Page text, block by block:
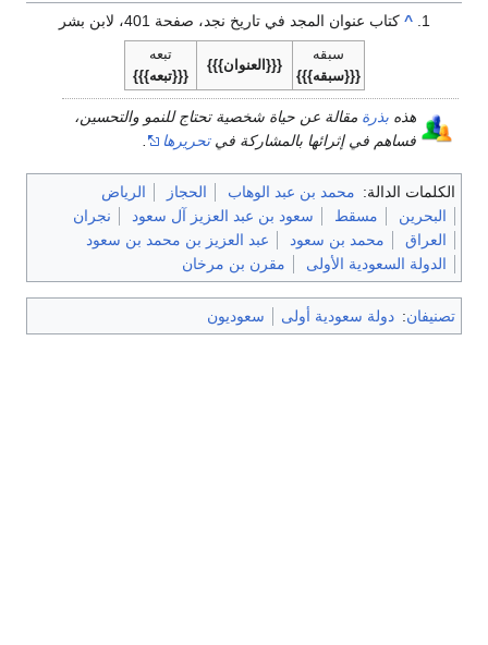
^ كتاب عنوان المجد في تاريخ نجد، صفحة 401، لابن بشر
سبقه
{{{سبقه}}}
{{{العنوان}}}
تبعه
{{{تبعه}}}
هذه بذرة مقالة عن حياة شخصية تحتاج للنمو والتحسين،
فساهم في إثرائها بالمشاركة فيتحريرها
الكلمات الدالة: محمد بن عبد الوهاب الحجاز
الرياض
البحرين
مسقط سعود بن عبد العزيز آل سعود
نجران
العراق
محمد بن سعود
عبد العزيز بن محمد بن سعود
الدولة السعودية الأولى
مقرن بن مرخان
تصنيفان: دولة سعودية أولى سعوديون